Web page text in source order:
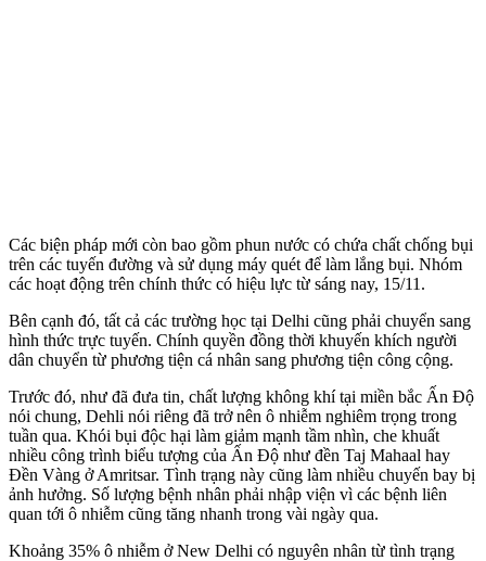
Các biện pháp mới còn bao gồm phun nước có chứa chất chống bụi
trên các tuyến đường và sử dụng máy quét để làm lắng bụi. Nhóm
các hoạt động trên chính thức có hiệu lực từ sáng nay, 15/11.
Bên cạnh đó, tất cả các trường học tại Delhi cũng phải chuyển sang
hình thức trực tuyến. Chính quyền đồng thời khuyến khích người
dân chuyển từ phương tiện cá nhân sang phương tiện công cộng.
Trước đó, như đã đưa tin, chất lượng không khí tại miền bắc Ấn Độ
nói chung, Dehli nói riêng đã trở nên ô nhiễm nghiêm trọng trong
tuần qua. Khói bụi độc hại làm giảm mạnh tầm nhìn, che khuất
nhiều công trình biểu tượng của Ấn Độ như đền Taj Mahaal hay
Đền Vàng ở Amritsar. Tình trạng này cũng làm nhiều chuyến bay bị
ảnh hưởng. Số lượng bệnh nhân phải nhập viện vì các bệnh liên
quan tới ô nhiễm cũng tăng nhanh trong vài ngày qua.
Khoảng 35% ô nhiễm ở New Delhi có nguyên nhân từ tình trạng